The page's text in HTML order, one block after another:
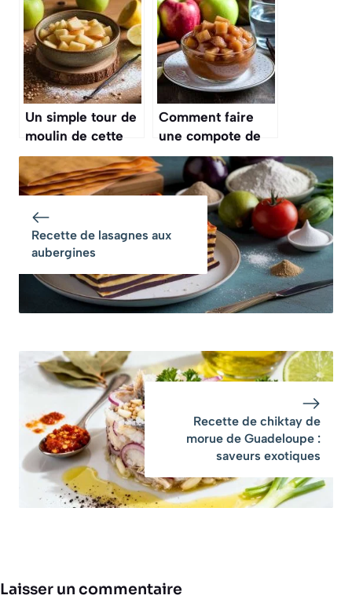
aux pommes la
plus dorée
d’octobre
compote de
pommes la plus
douce d’octobre
Un simple tour de
moulin de cette
épice dans votre
compote de
pommes maison
et c’est une
explosion de
saveurs
Comment faire
une compote de
pommes sans
sucre ajouté ?
Recette de lasagnes aux
aubergines
Recette de chiktay de
morue de Guadeloupe :
saveurs exotiques
Laisser un commentaire